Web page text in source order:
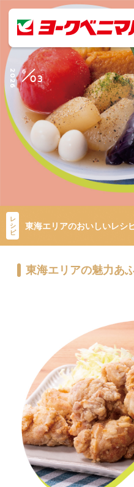
2026 6
03
レ
シ
ピ
東海エリアのおいしいレシ
東海エリアの魅力あ